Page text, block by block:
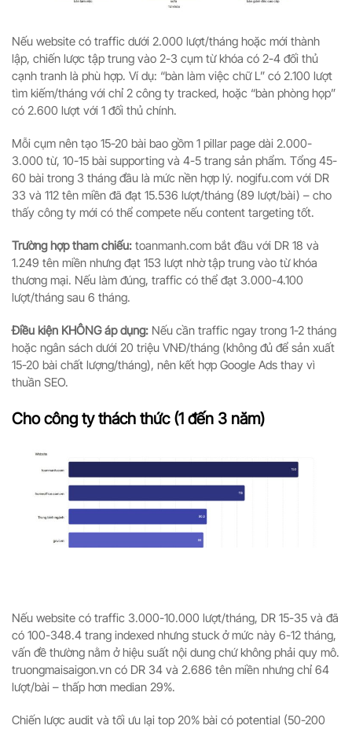
Nếu website có traffic dưới 2.000 lượt/tháng hoặc mới thành
lập, chiến lược tập trung vào 2-3 cụm từ khóa có 2-4 đối thủ
cạnh tranh là phù hợp. Ví dụ: “bàn làm việc chữ L” có 2.100 lượt
tìm kiếm/tháng với chỉ 2 công ty tracked, hoặc “bàn phòng họp”
có 2.600 lượt với 1 đối thủ chính.
Mỗi cụm nên tạo 15-20 bài bao gồm 1 pillar page dài 2.000-
3.000 từ, 10-15 bài supporting và 4-5 trang sản phẩm. Tổng 45-
60 bài trong 3 tháng đầu là mức nền hợp lý. nogifu.com với DR
33 và 112 tên miền đã đạt 15.536 lượt/tháng (89 lượt/bài) – cho
thấy công ty mới có thể compete nếu content targeting tốt.
Trường hợp tham chiếu: toanmanh.com bắt đầu với DR 18 và
1.249 tên miền nhưng đạt 153 lượt nhờ tập trung vào từ khóa
thương mại. Nếu làm đúng, traffic có thể đạt 3.000-4.100
lượt/tháng sau 6 tháng.
Điều kiện KHÔNG áp dụng: Nếu cần traffic ngay trong 1-2 tháng
hoặc ngân sách dưới 20 triệu VNĐ/tháng (không đủ để sản xuất
15-20 bài chất lượng/tháng), nên kết hợp Google Ads thay vì
thuần SEO.
Cho công ty thách thức (1 đến 3 năm)
Nếu website có traffic 3.000-10.000 lượt/tháng, DR 15-35 và đã
có 100-348.4 trang indexed nhưng stuck ở mức này 6-12 tháng,
vấn đề thường nằm ở hiệu suất nội dung chứ không phải quy mô.
truongmaisaigon.vn có DR 34 và 2.686 tên miền nhưng chỉ 64
lượt/bài – thấp hơn median 29%.
Chiến lược audit và tối ưu lại top 20% bài có potential (50-200